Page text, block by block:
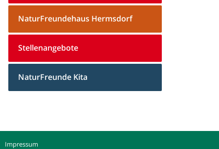
NaturFreundehaus Hermsdorf
Stellenangebote
NaturFreunde Kita
Impressum